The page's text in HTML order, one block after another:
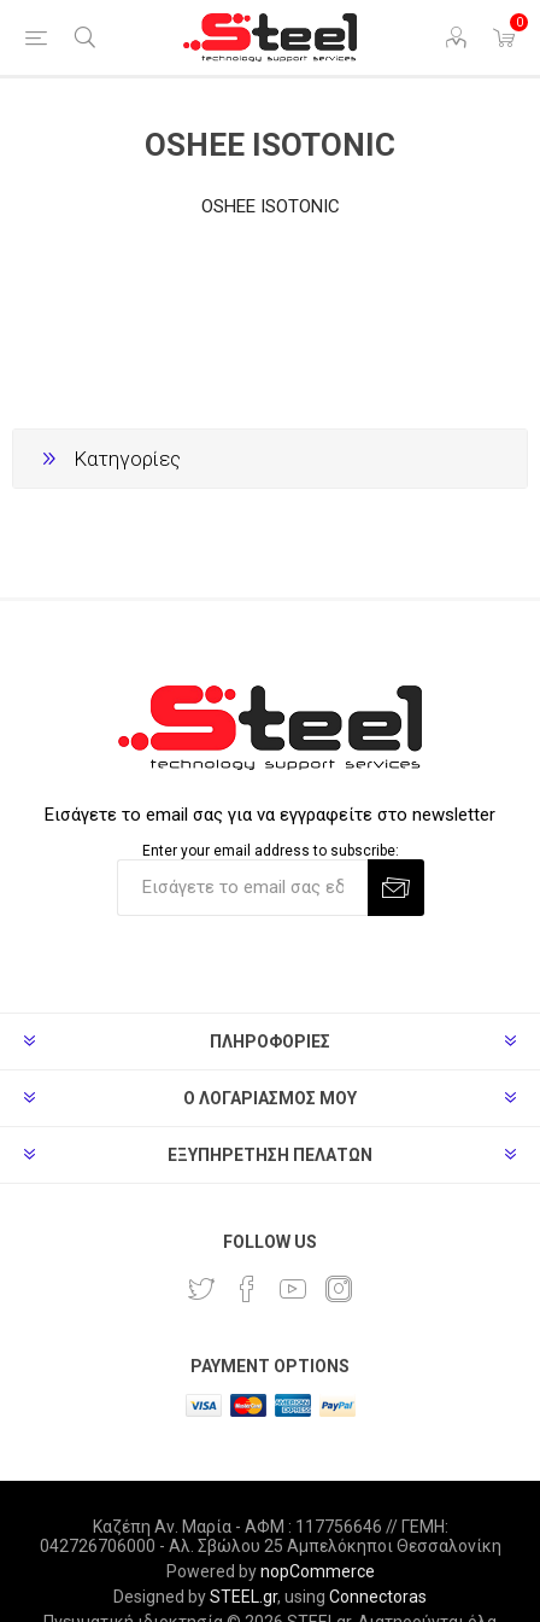
0
OSHEE ISOTONIC
OSHEE ISOTONIC
Κατηγορίες
Εισάγετε το email σας για να εγγραφείτε στο newsletter
Enter your email address to subscribe:
ΠΛΗΡΟΦΟΡΊΕΣ
Ο ΛΟΓΑΡΙΑΣΜΌΣ ΜΟΥ
ΕΞΥΠΗΡΈΤΗΣΗ ΠΕΛΑΤΏΝ
FOLLOW US
PAYMENT OPTIONS
Καζέπη Αν. Μαρία - ΑΦΜ : 117756646 // ΓΕΜΗ:
042726706000 - Αλ. Σβώλου 25 Αμπελόκηποι Θεσσαλονίκη
Powered bynopCommerce
Designed bySTEEL.gr, using Connectoras